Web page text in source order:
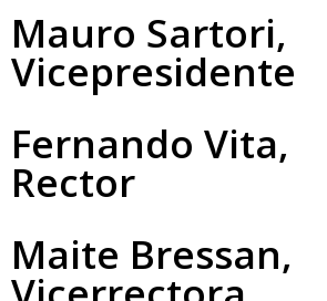
Mauro Sartori,
Vicepresidente
Fernando Vita,
Rector
Maite Bressan,